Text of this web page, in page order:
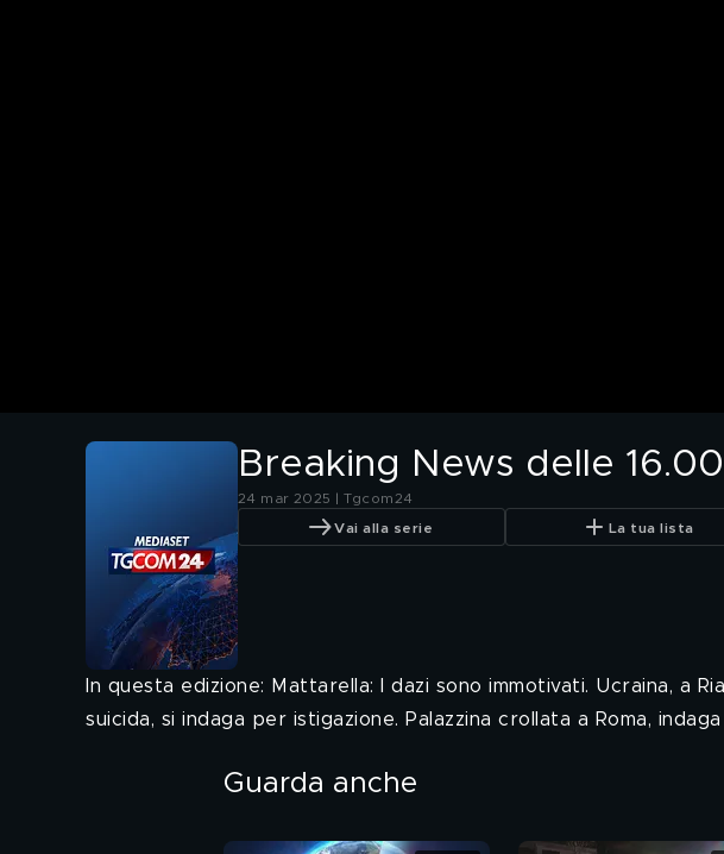
Breaking News delle
24 mar 2025 | Tgcom24
Vai alla serie La tua lista
In questa edizione: Mattarella: I dazi sono immotivati. Ucraina, a
suicida, si indaga per istigazione. Palazzina crollata a Roma,
Guarda anche